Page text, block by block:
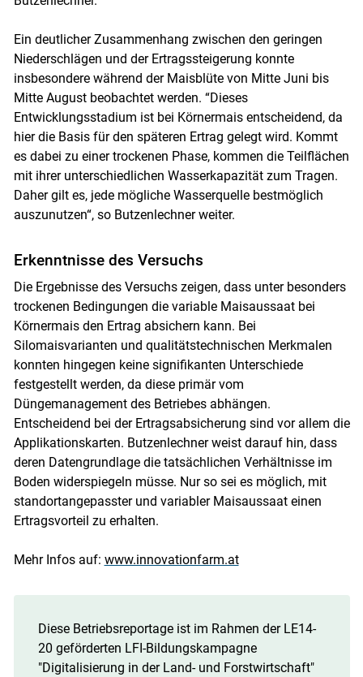
Ein deutlicher Zusammenhang zwischen den geringen
Niederschlägen und der Ertragssteigerung konnte
insbesondere während der Maisblüte von Mitte Juni bis
Mitte August beobachtet werden. “Dieses
Entwicklungsstadium ist bei Körnermais entscheidend, da
hier die Basis für den späteren Ertrag gelegt wird. Kommt
es dabei zu einer trockenen Phase, kommen die Teilflächen
mit ihrer unterschiedlichen Wasserkapazität zum Tragen.
Daher gilt es, jede mögliche Wasserquelle bestmöglich
auszunutzen“, so Butzenlechner weiter.
Erkenntnisse des Versuchs
Die Ergebnisse des Versuchs zeigen, dass unter besonders
trockenen Bedingungen die variable Maisaussaat bei
Körnermais den Ertrag absichern kann. Bei
Silomaisvarianten und qualitätstechnischen Merkmalen
konnten hingegen keine signifikanten Unterschiede
festgestellt werden, da diese primär vom
Düngemanagement des Betriebes abhängen.
Entscheidend bei der Ertragsabsicherung sind vor allem die
Applikationskarten. Butzenlechner weist darauf hin, dass
deren Datengrundlage die tatsächlichen Verhältnisse im
Boden widerspiegeln müsse. Nur so sei es möglich, mit
standortangepasster und variabler Maisaussaat einen
Ertragsvorteil zu erhalten.
Mehr Infos auf: www.innovationfarm.at
Diese Betriebsreportage ist im Rahmen der LE14-
20 geförderten LFI-Bildungskampagne
"Digitalisierung in der Land- und Forstwirtschaft"